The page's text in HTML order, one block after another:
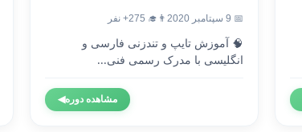
📅 9 سپتامبر 2020 👨‍🎓 275+ نفر
🧠 آموزش تایپ و تندزنی فارسی و
انگلیسی با مدرک رسمی فنی...
مشاهده دوره◀